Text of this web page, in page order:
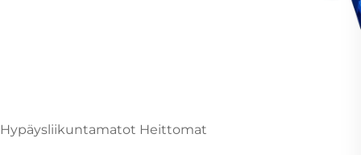
Hypäysliikuntamatot Heittomat